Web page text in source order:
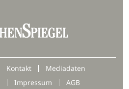
Kontakt
Mediadaten
Impressum AGB